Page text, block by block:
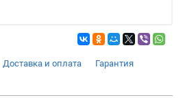
Доставка и оплата Гарантия